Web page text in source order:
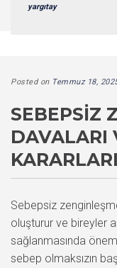
yargıtay
Posted on Temmuz 18,
SEBEPSIZ
DAVALARI
KARARLARI
Sebepsiz
oluşturur ve bireyler
sağlanmasında
sebep olmaksızın